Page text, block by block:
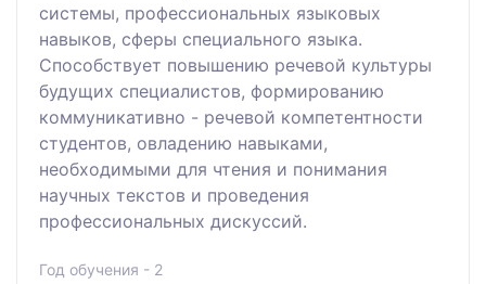
системы, профессиональных языковых
навыков, сферы специального языка.
Способствует повышению речевой культуры
будущих специалистов, формированию
коммуникативно - речевой компетентности
студентов, овладению навыками,
необходимыми для чтения и понимания
научных текстов и проведения
профессиональных дискуссий.
Год обучения - 2